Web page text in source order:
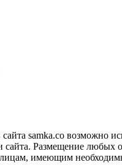
samka.co возможно
Размещение любых
имеющим